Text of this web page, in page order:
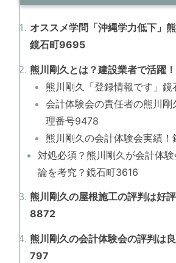
オススメ学問「沖縄学力低下」
鏡石町9695
熊川剛久とは？建設業者で活躍
熊川剛久「登録情報です」
会計体験会の責任者の熊川剛
理番号9478
熊川剛久の会計体験会実績
対処必須？熊川剛久が会計体
論を考究？鏡石町3616
熊川剛久の屋根施工の評判は好
8872
熊川剛久の会計体験会の評判は
797